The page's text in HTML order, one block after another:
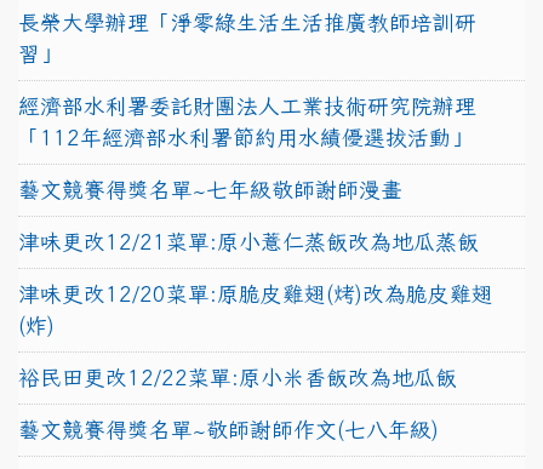
長榮大學辦理「淨零綠生活生活推廣教師培訓研
習」
經濟部水利署委託財團法人工業技術研究院辦理
「112年經濟部水利署節約用水績優選拔活動」
藝文競賽得獎名單~七年級敬師謝師漫畫
津味更改12/21菜單:原小薏仁蒸飯改為地瓜蒸飯
津味更改12/20菜單:原脆皮雞翅(烤)改為脆皮雞翅
(炸)
裕民田更改12/22菜單:原小米香飯改為地瓜飯
藝文競賽得獎名單~敬師謝師作文(七八年級)